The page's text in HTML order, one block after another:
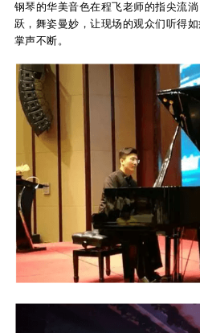
钢琴的华美音色在程飞老师的指尖流
跃，舞姿曼妙，让现场的观众们听得
掌声不断。